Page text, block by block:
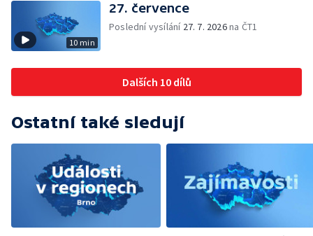
10 min
27. července
Poslední vysílání 27. 7. 2026na ČT1
Dalších 10 dílů
Ostatní také sledují